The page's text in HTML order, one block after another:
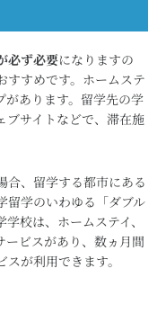
必ず必要になりますの
すすめです。ホームステ
があります。留学先の学
ブサイトなどで、滞在施
合、留学する都市にある
留学のいわゆる「ダブル
校は、ホームステイ、
ービスがあり、数ヵ月間
が利用できます。